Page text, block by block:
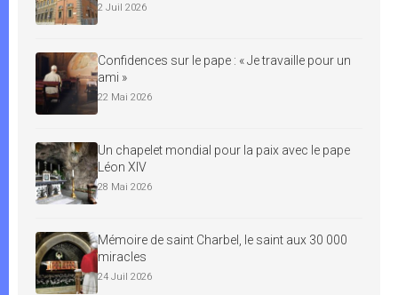
2 Juil 2026
Confidences sur le pape : « Je travaille pour un
ami »
22 Mai 2026
Un chapelet mondial pour la paix avec le pape
Léon XIV
28 Mai 2026
Mémoire de saint Charbel, le saint aux 30 000
miracles
24 Juil 2026